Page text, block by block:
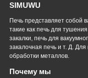
SIMUWU
Печь представляет собой
такие как печь для
закалки, печь для
закалочная печь и т. Д.
обработки металлов.
Почему мы